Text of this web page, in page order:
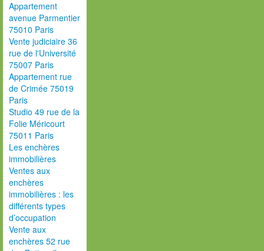
Appartement
avenue Parmentier
75010 Paris
Vente judiciaire 36
rue de l'Université
75007 Paris
Appartement rue
de Crimée 75019
Paris
Studio 49 rue de la
Folie Méricourt
75011 Paris
Les enchères
immobilières
Ventes aux
enchères
immobilières : les
différents types
d’occupation
Vente aux
enchères 52 rue